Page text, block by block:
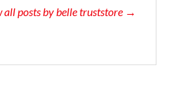
all posts by belle truststore →